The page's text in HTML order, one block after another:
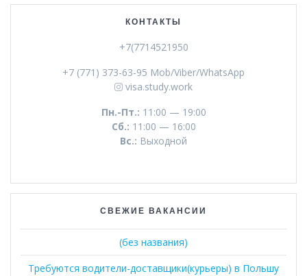
КОНТАКТЫ
+7(7714521950
+7 (771) 373-63-95 Mob/Viber/WhatsApp
visa.study.work
Пн.-Пт.: 11:00 — 19:00
Сб.: 11:00 — 16:00
Вс.: Выходной
СВЕЖИЕ ВАКАНСИИ
(без названия)
Требуются водители-доставщики(курьеры) в Польшу